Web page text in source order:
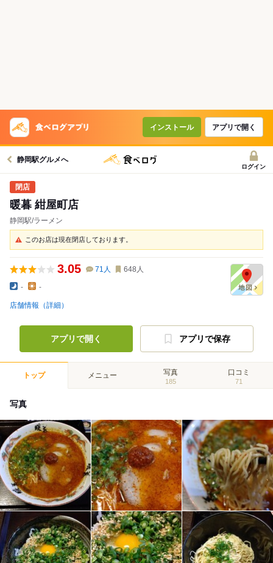
インストール アプリで開く
静岡駅グルメへ
ログイン
暖暮 紺屋町店
静岡駅/ラーメン
このお店は現在閉店しております。
3.05 71 人 648 人
- -
店舗情報（詳細）
アプリで開く アプリで保存
トップ メニュー 写真
185
口コミ
71
写真